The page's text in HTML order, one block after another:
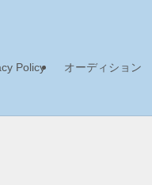
Policy オーディション